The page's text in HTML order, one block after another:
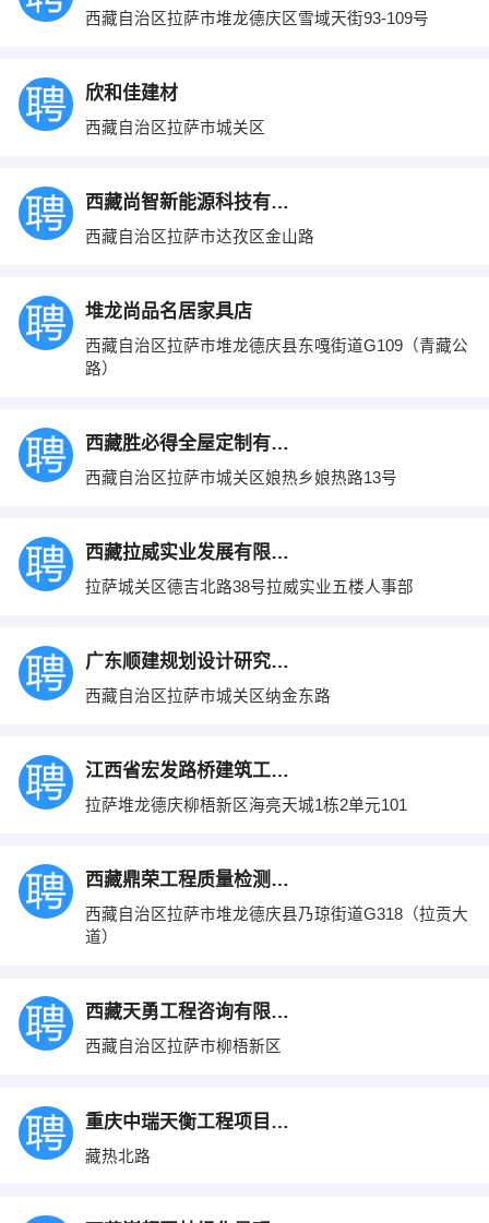
西藏自治区拉萨市堆龙德庆区雪域天街93-109号
欣和佳建材
西藏自治区拉萨市城关区
西藏尚智新能源科技有限公司
西藏自治区拉萨市达孜区金山路
堆龙尚品名居家具店
西藏自治区拉萨市堆龙德庆县东嘎街道G109（青藏公
路）
西藏胜必得全屋定制有限公司
西藏自治区拉萨市城关区娘热乡娘热路13号
西藏拉威实业发展有限公司
拉萨城关区德吉北路38号拉威实业五楼人事部
广东顺建规划设计研究院有限公司西藏分公司
西藏自治区拉萨市城关区纳金东路
江西省宏发路桥建筑工程有限公司西藏分公司
拉萨堆龙德庆柳梧新区海亮天城1栋2单元101
西藏鼎荣工程质量检测有限公司
西藏自治区拉萨市堆龙德庆县乃琼街道G318（拉贡大
道）
西藏天勇工程咨询有限公司
西藏自治区拉萨市柳梧新区
重庆中瑞天衡工程项目管理有限公司西藏分公
藏热北路